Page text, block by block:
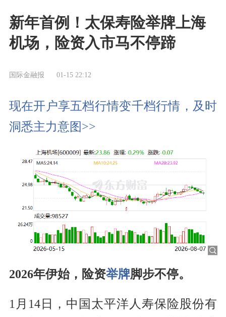
新年首例！太保寿险举牌上海
机场，险资入市马不停蹄
国际金融报 01-15 22:12
现在开户享五档行情变千档行情，及时
洞悉主力意图>>
2026年伊始，险资举牌脚步不停。
1月14日，中国太平洋人寿保险股份有